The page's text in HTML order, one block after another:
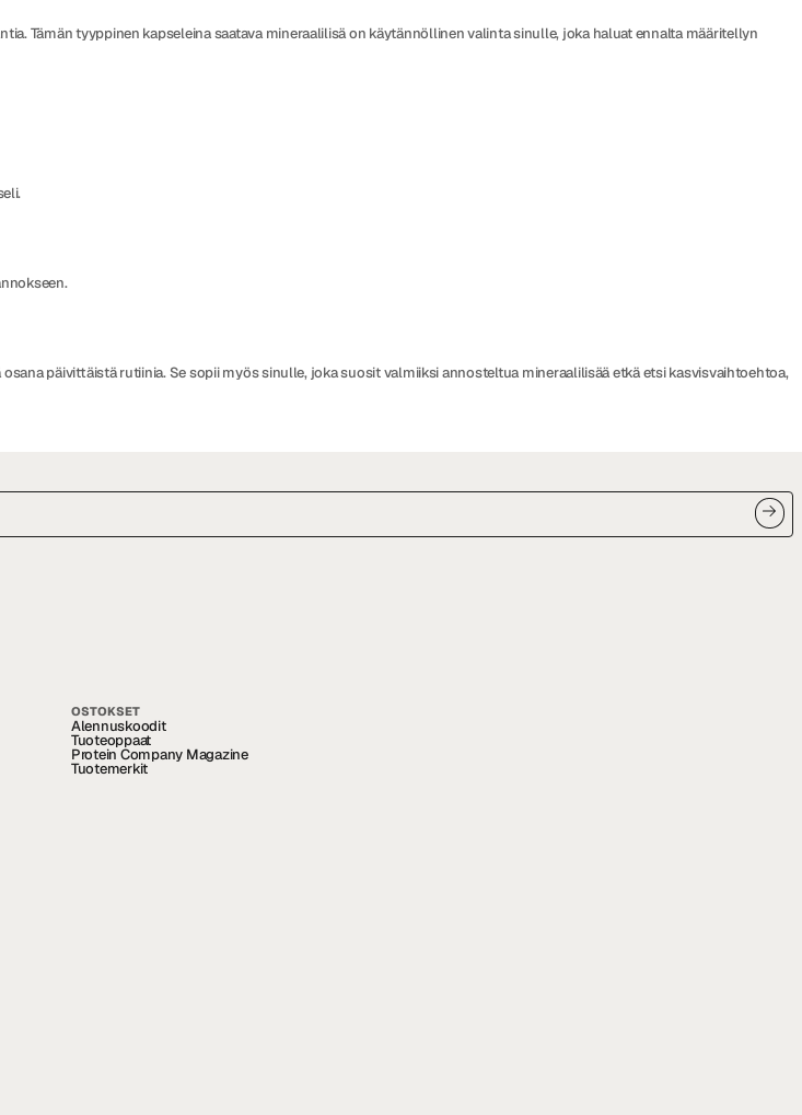
Tämän tyyppinen kapseleina saatava mineraalilisä on käytännöllinen valinta sinulle, joka haluat ennalta määritellyn
päivittäistä rutiinia. Se sopii myös sinulle, joka suosit valmiiksi annosteltua mineraalilisää etkä etsi kasvisvaihtoehtoa,
OSTOKSET
Alennuskoodit
Tuoteoppaat
Protein Company Magazine
Tuotemerkit